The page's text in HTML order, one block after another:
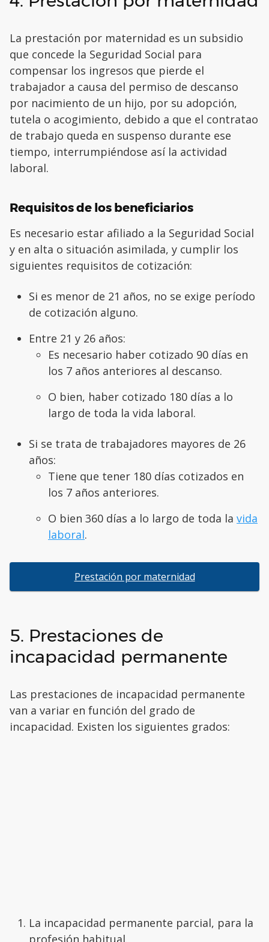
La prestación por maternidad es un subsidio
que concede la Seguridad Social para
compensar los ingresos que pierde el
trabajador a causa del permiso de descanso
por nacimiento de un hijo, por su adopción,
tutela o acogimiento, debido a que el contratao
de trabajo queda en suspenso durante ese
tiempo, interrumpiéndose así la actividad
laboral.
Requisitos de los beneficiarios
Es necesario estar afiliado a la Seguridad Social
y en alta o situación asimilada, y cumplir los
siguientes requisitos de cotización:
Si es menor de 21 años, no se exige período
de cotización alguno.
Entre 21 y 26 años:
Es necesario haber cotizado 90 días en
los 7 años anteriores al descanso.
O bien, haber cotizado 180 días a lo
largo de toda la vida laboral.
Si se trata de trabajadores mayores de 26
años:
Tiene que tener 180 días cotizados en
los 7 años anteriores.
O bien 360 días a lo largo de toda la vida
laboral.
Prestación por maternidad
5. Prestaciones de
incapacidad permanente
Las prestaciones de incapacidad permanente
van a variar en función del grado de
incapacidad. Existen los siguientes grados:
La incapacidad permanente parcial, para la